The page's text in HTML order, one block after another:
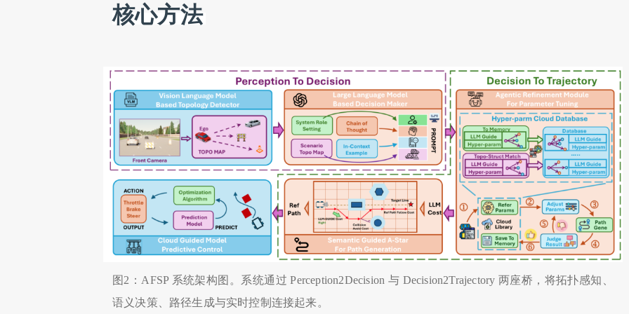
核心方法
图2：AFSP 系统架构图。系统通过 Perception2Decision 与 Decision2Trajectory 两座桥，将拓扑感知、
语义决策、路径生成与实时控制连接起来。